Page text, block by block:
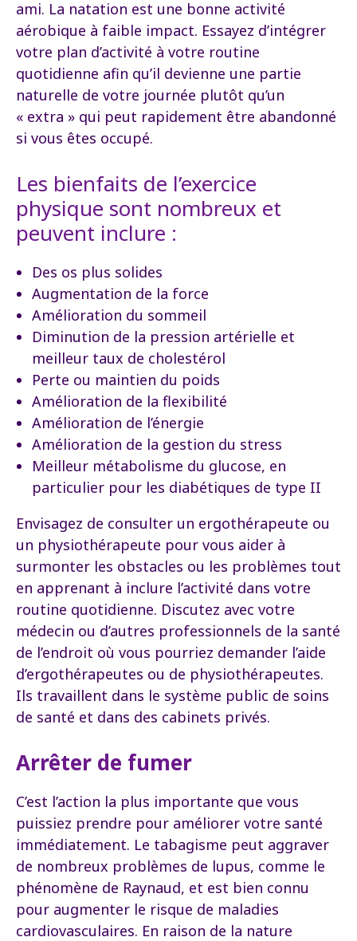
ami. La natation est une bonne activité
aérobique à faible impact. Essayez d’intégrer
votre plan d’activité à votre routine
quotidienne afin qu’il devienne une partie
naturelle de votre journée plutôt qu’un
« extra » qui peut rapidement être abandonné
si vous êtes occupé.
Les bienfaits de l’exercice
physique sont nombreux et
peuvent inclure :
Des os plus solides
Augmentation de la force
Amélioration du sommeil
Diminution de la pression artérielle et
meilleur taux de cholestérol
Perte ou maintien du poids
Amélioration de la flexibilité
Amélioration de l’énergie
Amélioration de la gestion du stress
Meilleur métabolisme du glucose, en
particulier pour les diabétiques de type II
Envisagez de consulter un ergothérapeute ou
un physiothérapeute pour vous aider à
surmonter les obstacles ou les problèmes tout
en apprenant à inclure l’activité dans votre
routine quotidienne. Discutez avec votre
médecin ou d’autres professionnels de la santé
de l’endroit où vous pourriez demander l’aide
d’ergothérapeutes ou de physiothérapeutes.
Ils travaillent dans le système public de soins
de santé et dans des cabinets privés.
Arrêter de fumer
C’est l’action la plus importante que vous
puissiez prendre pour améliorer votre santé
immédiatement. Le tabagisme peut aggraver
de nombreux problèmes de lupus, comme le
phénomène de Raynaud, et est bien connu
pour augmenter le risque de maladies
cardiovasculaires. En raison de la nature